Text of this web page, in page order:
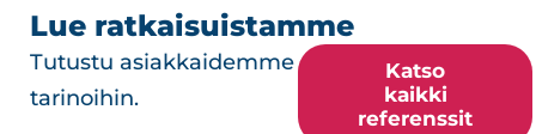
Lue ratkaisuistamme
Tutustu asiakkaidemme
tarinoihin.
Katso
kaikki
referenssit